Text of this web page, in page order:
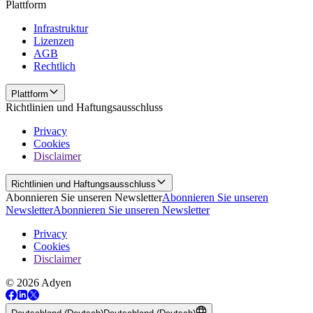
Plattform
Infrastruktur
Lizenzen
AGB
Rechtlich
Plattform
Richtlinien und Haftungsausschluss
Privacy
Cookies
Disclaimer
Richtlinien und Haftungsausschluss
Abonnieren Sie unseren NewsletterAbonnieren Sie unseren
NewsletterAbonnieren Sie unseren Newsletter
Privacy
Cookies
Disclaimer
© 2026 Adyen